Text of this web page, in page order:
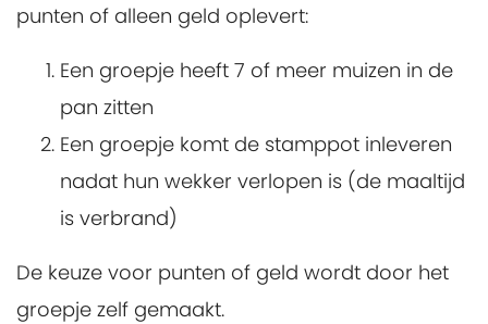
punten of alleen geld oplevert:
Een groepje heeft 7 of meer muizen in de
pan zitten
Een groepje komt de stamppot inleveren
nadat hun wekker verlopen is (de maaltijd
is verbrand)
De keuze voor punten of geld wordt door het
groepje zelf gemaakt.